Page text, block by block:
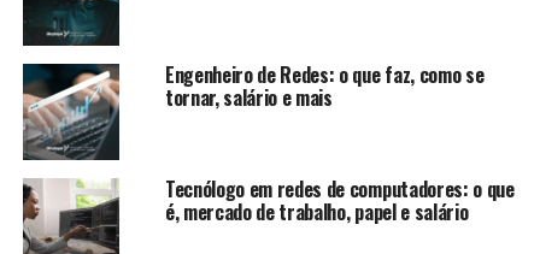
Engenheiro de Redes: o que faz, como se
tornar, salário e mais
Tecnólogo em redes de computadores: o que
é, mercado de trabalho, papel e salário